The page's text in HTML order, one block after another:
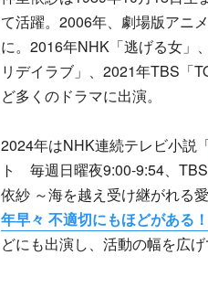
て活躍。2006年、劇場版アニ
に。2016年NHK「逃げる女」
リデイラブ」、2021年TBS「
ど多くのドラマに出演。
2024年はNHK連続テレビ小説
ト 毎週日曜夜9:00-9:54、
依紗 ～海を越え受け継がれる
年早々 不適切にもほどがある
どにも出演し、活動の幅を広げ